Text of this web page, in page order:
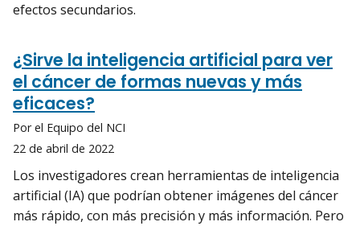
efectos secundarios.
¿Sirve la inteligencia artificial para ver
el cáncer de formas nuevas y más
eficaces?
Por el Equipo del NCI
22 de abril de 2022
Los investigadores crean herramientas de inteligencia
artificial (IA) que podrían obtener imágenes del cáncer
más rápido, con más precisión y más información. Pero